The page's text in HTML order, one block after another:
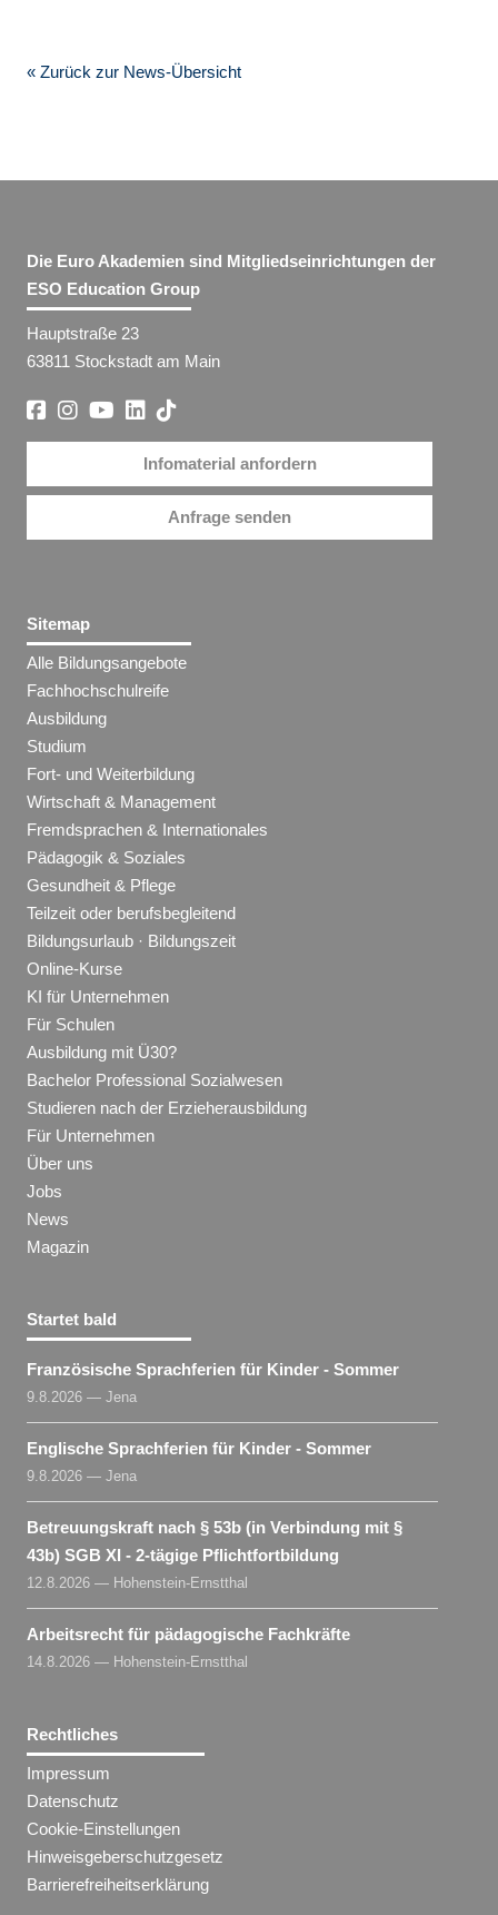
« Zurück zur News-Übersicht
Die Euro Akademien sind Mitgliedseinrichtungen der
ESO Education Group
Hauptstraße 23
63811 Stockstadt am Main
Infomaterial anfordern
Anfrage senden
Sitemap
Alle Bildungsangebote
Fachhochschulreife
Ausbildung
Studium
Fort- und Weiterbildung
Wirtschaft & Management
Fremdsprachen & Internationales
Pädagogik & Soziales
Gesundheit & Pflege
Teilzeit oder berufsbegleitend
Bildungsurlaub · Bildungszeit
Online-Kurse
KI für Unternehmen
Für Schulen
Ausbildung mit Ü30?
Bachelor Professional Sozialwesen
Studieren nach der Erzieherausbildung
Für Unternehmen
Über uns
Jobs
News
Magazin
Startet bald
Französische Sprachferien für Kinder - Sommer
9.8.2026 — Jena
Englische Sprachferien für Kinder - Sommer
9.8.2026 — Jena
Betreuungskraft nach § 53b (in Verbindung mit §
43b) SGB XI - 2-tägige Pflichtfortbildung
12.8.2026 — Hohenstein-Ernstthal
Arbeitsrecht für pädagogische Fachkräfte
14.8.2026 — Hohenstein-Ernstthal
Rechtliches
Impressum
Datenschutz
Cookie-Einstellungen
Hinweisgeberschutzgesetz
Barrierefreiheitserklärung